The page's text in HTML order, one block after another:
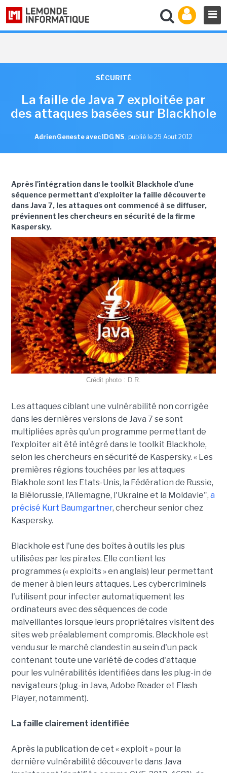
SÉCURITÉ
La faille de Java 7 exploitée par
des attaques basées sur Blackhole
Adrien Geneste avec IDG NS , publié le 29 Aout 2012
Après l'intégration dans le toolkit Blackhole d'une
séquence permettant d'exploiter la faille découverte
dans Java 7, les attaques ont commencé à se diffuser,
préviennent les chercheurs en sécurité de la firme
Kaspersky.
Crédit photo : D.R.
Les attaques ciblant une vulnérabilité non corrigée
dans les dernières versions de Java 7 se sont
multipliées après qu'un programme permettant de
l'exploiter ait été intégré dans le toolkit Blackhole,
selon les chercheurs en sécurité de Kaspersky. « Les
premières régions touchées par les attaques
Blakhole sont les Etats-Unis, la Fédération de Russie,
la Biélorussie, l'Allemagne, l'Ukraine et la Moldavie", a
précisé Kurt Baumgartner, chercheur senior chez
Kaspersky.
Blackhole est l'une des boîtes à outils les plus
utilisées par les pirates. Elle contient les
programmes (« exploits » en anglais) leur permettant
de mener à bien leurs attaques. Les cybercriminels
l'utilisent pour infecter automatiquement les
ordinateurs avec des séquences de code
malveillantes lorsque leurs propriétaires visitent des
sites web préalablement compromis. Blackhole est
vendu sur le marché clandestin au sein d'un pack
contenant toute une variété de codes d'attaque
pour les vulnérabilités identifiées dans les plug-in de
navigateurs (plug-in Java, Adobe Reader et Flash
Player, notamment).
La faille clairement identifiée
Après la publication de cet « exploit » pour la
dernière vulnérabilité découverte dans Java